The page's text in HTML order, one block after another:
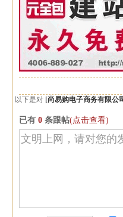
以下是对 [尚易购电子商务有限公
已有 0条跟帖(点击查看)